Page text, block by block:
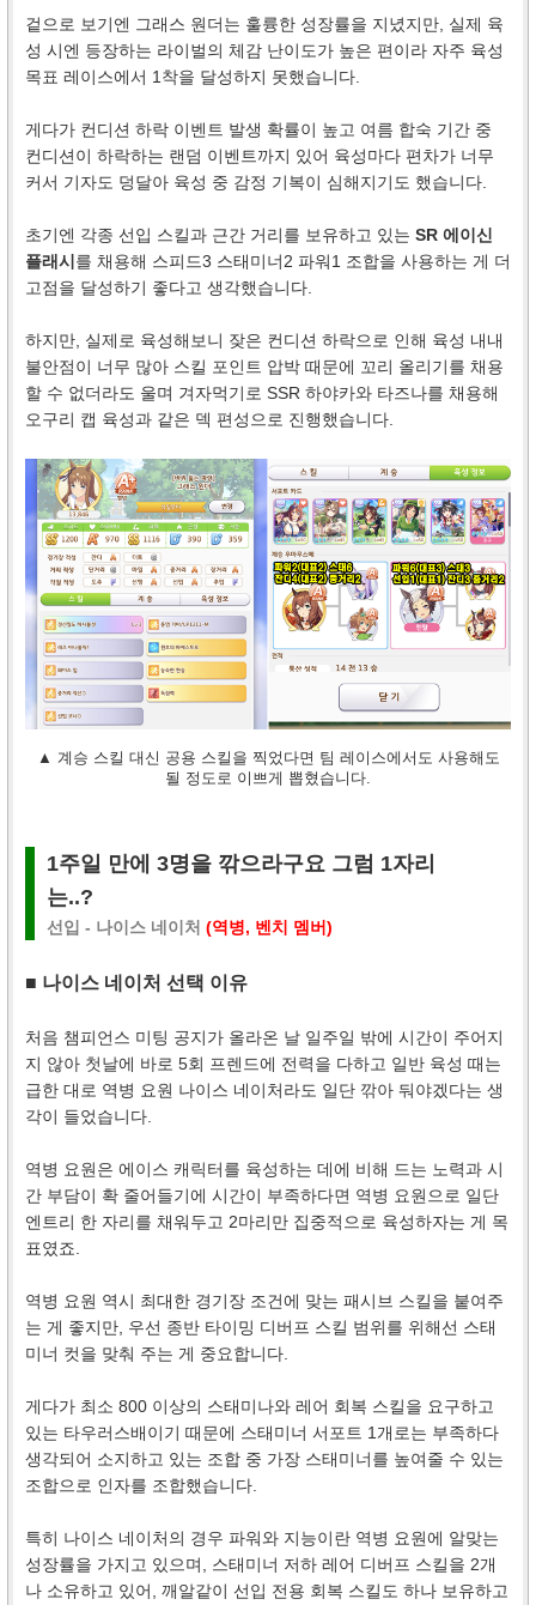
겉으로 보기엔 그래스 원더는 훌륭한 성장률을 지녔지만, 실제 육
성 시엔 등장하는 라이벌의 체감 난이도가 높은 편이라 자주 육성
목표 레이스에서 1착을 달성하지 못했습니다.
게다가 컨디션 하락 이벤트 발생 확률이 높고 여름 합숙 기간 중
컨디션이 하락하는 랜덤 이벤트까지 있어 육성마다 편차가 너무
커서 기자도 덩달아 육성 중 감정 기복이 심해지기도 했습니다.
초기엔 각종 선입 스킬과 근간 거리를 보유하고 있는 SR 에이신
플래시 를 채용해 스피드3 스태미너2 파워1 조합을 사용하는 게 더
고점을 달성하기 좋다고 생각했습니다.
하지만, 실제로 육성해보니 잦은 컨디션 하락으로 인해 육성 내내
불안점이 너무 많아 스킬 포인트 압박 때문에 꼬리 올리기를 채용
할 수 없더라도 울며 겨자먹기로 SSR 하야카와 타즈나를 채용해
오구리 캡 육성과 같은 덱 편성으로 진행했습니다.
▲ 계승 스킬 대신 공용 스킬을 찍었다면 팀 레이스에서도 사용해도
될 정도로 이쁘게 뽑혔습니다.
1주일 만에 3명을 깎으라구요 그럼 1자리
는..?
선입 - 나이스 네이처 (역병, 벤치 멤버)
■ 나이스 네이처 선택 이유
처음 챔피언스 미팅 공지가 올라온 날 일주일 밖에 시간이 주어지
지 않아 첫날에 바로 5회 프렌드에 전력을 다하고 일반 육성 때는
급한 대로 역병 요원 나이스 네이처라도 일단 깎아 둬야겠다는 생
각이 들었습니다.
역병 요원은 에이스 캐릭터를 육성하는 데에 비해 드는 노력과 시
간 부담이 확 줄어들기에 시간이 부족하다면 역병 요원으로 일단
엔트리 한 자리를 채워두고 2마리만 집중적으로 육성하자는 게 목
표였죠.
역병 요원 역시 최대한 경기장 조건에 맞는 패시브 스킬을 붙여주
는 게 좋지만, 우선 종반 타이밍 디버프 스킬 범위를 위해선 스태
미너 컷을 맞춰 주는 게 중요합니다.
게다가 최소 800 이상의 스태미나와 레어 회복 스킬을 요구하고
있는 타우러스배이기 때문에 스태미너 서포트 1개로는 부족하다
생각되어 소지하고 있는 조합 중 가장 스태미너를 높여줄 수 있는
조합으로 인자를 조합했습니다.
특히 나이스 네이처의 경우 파워와 지능이란 역병 요원에 알맞는
성장률을 가지고 있으며, 스태미너 저하 레어 디버프 스킬을 2개
나 소유하고 있어, 깨알같이 선입 전용 회복 스킬도 하나 보유하고